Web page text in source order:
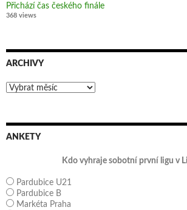
Přichází čas českého finále
368 views
ARCHIVY
Archivy
ANKETY
Kdo vyhraje sobotní první ligu v
Pardubice U21
Pardubice B
Markéta Praha